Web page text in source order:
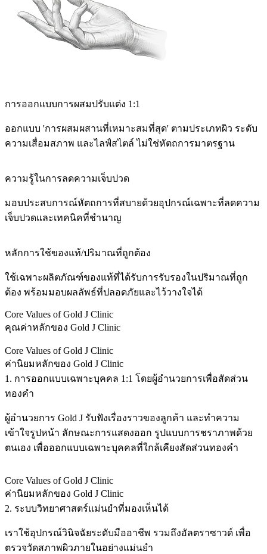
การออกแบบการผสมปรับแต่ง 1:1
ออกแบบ 'การผสมผสานที่เหมาะสมที่สุด' ตามประเภทผิว ระดับ
ความเสื่อมสภาพ และไลฟ์สไตล์ ไม่ใช่หัตถการมาตรฐาน
ความรู้ในการลดความเจ็บปวด
มอบประสบการณ์หัตถการที่สบายด้วยอุปกรณ์เฉพาะที่ลดความ
เจ็บปวดและเทคนิคที่ชำนาญ
หลักการใช้ของแท้/ปริมาณที่ถูกต้อง
ใช้เฉพาะผลิตภัณฑ์ของแท้ที่ได้รับการรับรองในปริมาณที่ถูก
ต้อง พร้อมมอบผลลัพธ์ที่ปลอดภัยและไว้วางใจได้
Core Values of Gold J Clinic
คุณค่าหลักของ Gold J Clinic
Core Values of Gold J Clinic
ค่านิยมหลักของ Gold J Clinic
1. การออกแบบเฉพาะบุคคล 1:1 โดยผู้อำนวยการเพื่อสัดส่วน
ทองคำ
ผู้อำนวยการ Gold J รับฟังเรื่องราวของลูกค้า และทำความ
เข้าใจรูปหน้า ลักษณะการแสดงออก รูปแบบการชราภาพด้วย
ตนเอง เพื่อออกแบบเฉพาะบุคคลที่ใกล้เคียงสัดส่วนทองคำ
Core Values of Gold J Clinic
ค่านิยมหลักของ Gold J Clinic
2. ระบบวิทยาศาสตร์แม่นยำที่มองเห็นได้
เราใช้อุปกรณ์วินิจฉัยระดับมืออาชีพ รวมถึงอัลตราซาวด์ เพื่อ
ตรวจวัดสภาพผิวภายในอย่างแม่นยำ